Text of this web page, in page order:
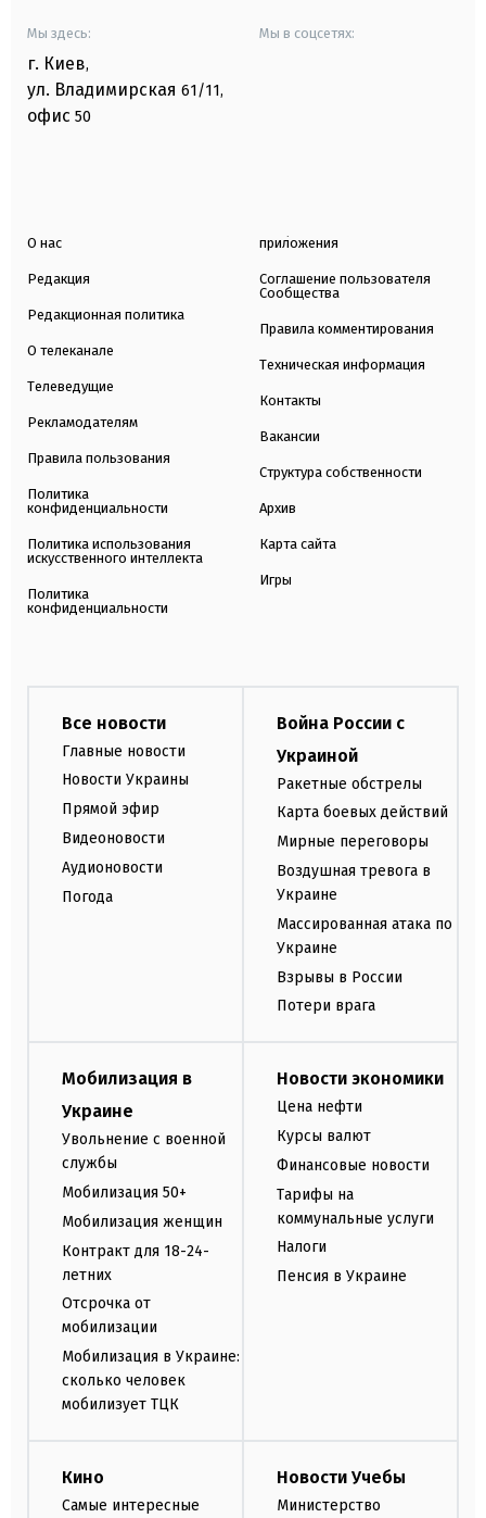
Мы здесь:
г. Киев,
ул. Владимирская 61/11,
офис 50
Мы в соцсетях:
О нас
Редакция
Редакционная политика
О телеканале
Телеведущие
Рекламодателям
Правила пользования
Политика
конфиденциальности
Политика использования
искусственного интеллекта
Политика
конфиденциальности
приложения
Соглашение пользователя
Сообщества
Правила комментирования
Техническая информация
Контакты
Вакансии
Структура собственности
Архив
Карта сайта
Игры
Все новости
Главные новости
Новости Украины
Прямой эфир
Видеоновости
Аудионовости
Погода
Война России с
Украиной
Ракетные обстрелы
Карта боевых действий
Мирные переговоры
Воздушная тревога в
Украине
Массированная атака по
Украине
Взрывы в России
Потери врага
Мобилизация в
Украине
Увольнение с военной
службы
Мобилизация 50+
Мобилизация женщин
Контракт для 18-24-
летних
Отсрочка от
мобилизации
Мобилизация в Украине:
сколько человек
мобилизует ТЦК
Новости экономики
Цена нефти
Курсы валют
Финансовые новости
Тарифы на
коммунальные услуги
Налоги
Пенсия в Украине
Кино
Самые интересные
Новости Учебы
Министерство